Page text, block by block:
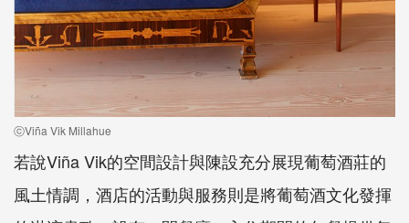
ⓒViña Vik Millahue
若說Viña Vik的空間設計與陳設充分展現葡萄酒莊的
風土情調，酒店的活動與服務則是將葡萄酒文化發揮